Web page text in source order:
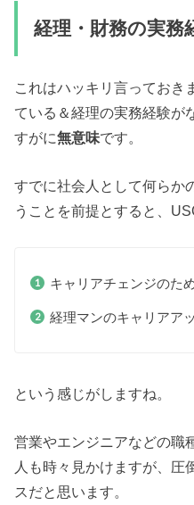
経理・財務の実務
これはハッキリ言っておき
ている＆経理の実務経験が
すがに無意味です。
すでに社会人として何らか
うことを前提とすると、
キャリアチェンジのた
経理マンのキャリアア
という感じがしますね。
営業やエンジニアなどの職
人も時々見かけますが、圧
スだと思います。